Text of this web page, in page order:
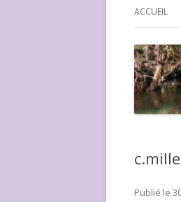
ACCUEIL
LA
LE
SOMMES-
Publié le